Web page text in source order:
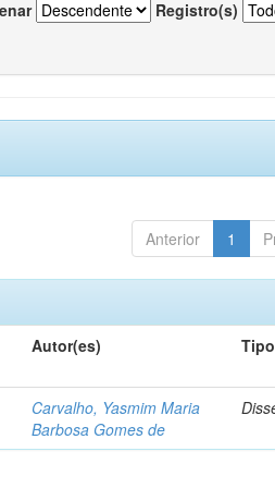
Registro(s)
Anterior 1
Autor(es) Tipo
Carvalho, Yasmim Maria
Barbosa Gomes de